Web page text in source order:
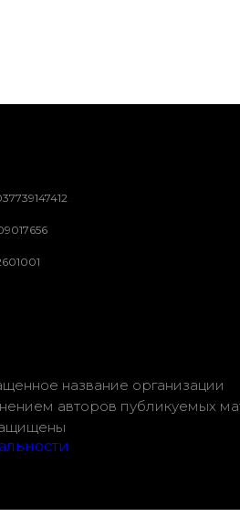
название организации
авторов публикуемых